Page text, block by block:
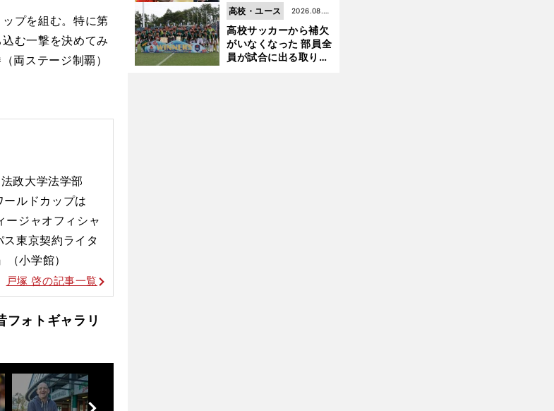
プを組む。特に第
む一撃を決めてみ
両ステージ制覇）
政大学法学部
ルドカップは
ージャオフィシャ
ス東京契約ライタ
（小学館）
戸塚 啓の記事一覧
フォトギャラリ
前
ィーノ会長体制に何が
起きているのか
高校サッカーから補欠
がいなくなった 部員全
員が試合に出る取り組
2026.08.05
更新
高校・ユース